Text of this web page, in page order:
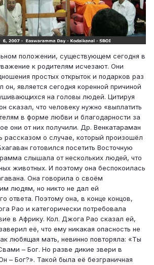
положении, существующем сегодня в
к родителям исчезают. Они
простых открыток и подарков раз
он, является сегодня коренной причиной
на головы людей. Цитируя
сказал, что человеку нужно «выплатить
в форме любви и благодарности за
они от них получили. Др. Венкатараман
рассказом о случае, который произошёл
готовился посетить Восточную
слышала от нескольких людей, что
животных. И поэтому она беспокоилась
Она говорила о своём
людям, но никто не дал ей
ответа. Поэтому она, в конце концов,
Рао и категорически потребовала
в Африку. Кол. Джога Рао сказал ей,
её, что ему никакая опасность не
любящая мать, невинно повторяла: «Ты
– Бог. Но разве дикие звери в
– Бог?». Такой была её безграничная